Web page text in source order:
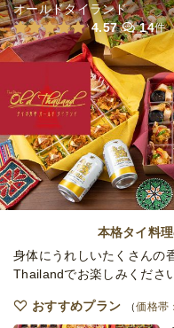
ケータリング
締切 5日前18時
※定休日を除く営業日換算
最低ご注文金額 100,000 円
オードブル
2日前12時
※定休日及び店舗休日を除
定休日 火
最低ご注文金額 23,000円
オールドタイランド
4.57
14件
本格タイ料
身体にうれしいたくさんの
Thailandでお楽しみくださ
おすすめプラン 価格帯：